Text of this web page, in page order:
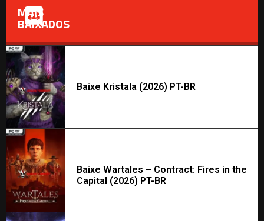
MAIS
BAIXADOS
Baixe Kristala (2026) PT-BR
Baixe Wartales – Contract: Fires in the
Capital (2026) PT-BR